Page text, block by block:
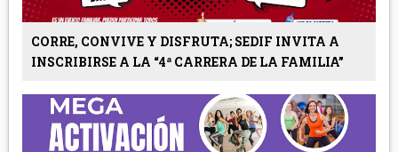
CORRE, CONVIVE Y DISFRUTA; SEDIF INVITA A
INSCRIBIRSE A LA “4ª CARRERA DE LA FAMILIA”